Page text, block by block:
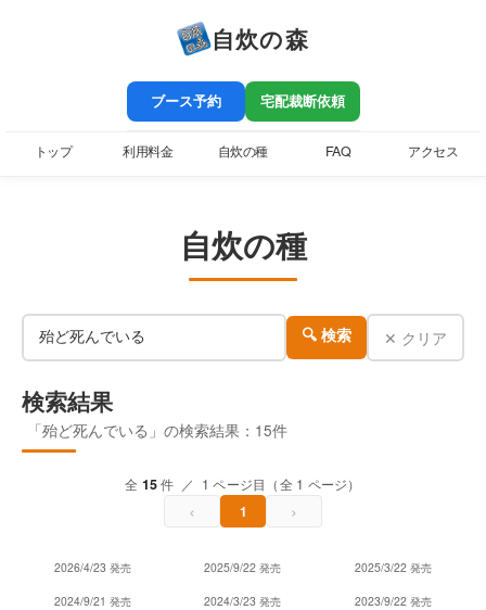
自炊の森
ブース予約 宅配裁断依頼
トップ 利用料金 自炊の種 FAQ アクセス
自炊の種
🔍 検索 ✕ クリア
検索結果
「殆ど死んでいる」の検索結果：15件
全 15件 ／ 1 ページ目（全 1 ページ）
‹ 1 ›
2026/4/23 発売 2025/9/22 発売 2025/3/22 発売
2024/9/21 発売 2024/3/23 発売 2023/9/22 発売